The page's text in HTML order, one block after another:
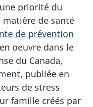
priorité du
matière de santé
de prévention
oeuvre dans le
du Canada,
, publiée en
de stress
famille créés par